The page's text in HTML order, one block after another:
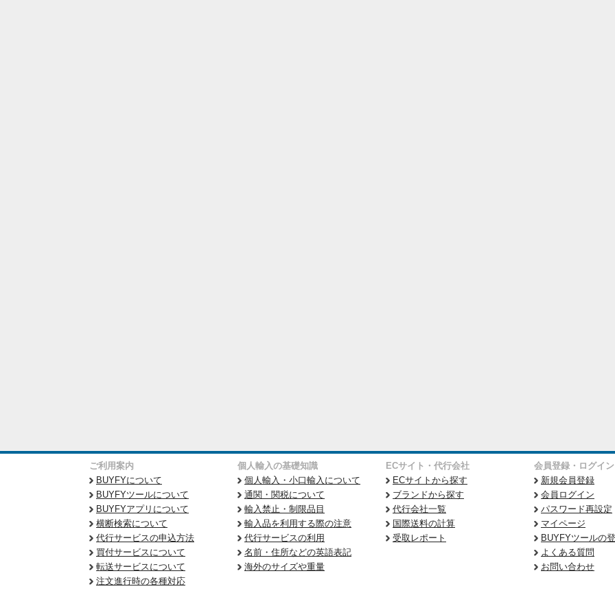
ご利用案内
BUYFYについて
BUYFYツールについて
BUYFYアプリについて
横断検索について
代行サービスの申込方法
買付サービスについて
転送サービスについて
注文進行時の各種対応
個人輸入の基礎知識
個人輸入・小口輸入について
通関・関税について
輸入禁止・制限品目
輸入品を利用する際の注意
代行サービスの利用
名前・住所などの英語表記
海外のサイズや重量
ECサイト・代行会社
ECサイトから探す
ブランドから探す
代行会社一覧
国際送料の計算
受取レポート
会員登録・ログイン
新規会員登録
会員ログイン
パスワード再設定
マイページ
BUYFYツールの
よくある質問
お問い合わせ